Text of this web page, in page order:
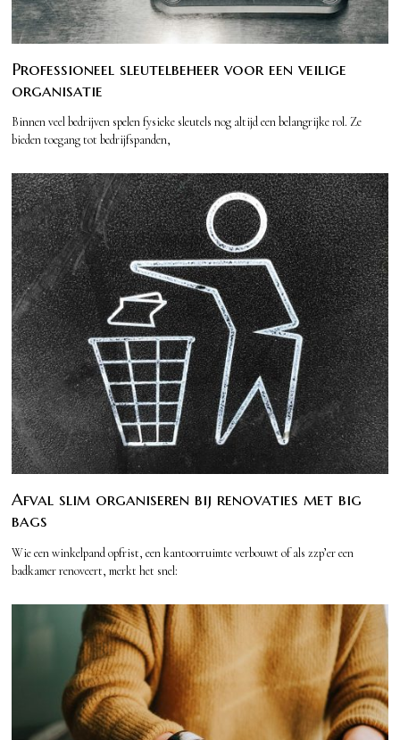
Professioneel sleutelbeheer voor een veilige
organisatie
Binnen veel bedrijven spelen fysieke sleutels nog altijd een belangrijke rol. Ze
bieden toegang tot bedrijfspanden,
Afval slim organiseren bij renovaties met big
bags
Wie een winkelpand opfrist, een kantoorruimte verbouwt of als zzp’er een
badkamer renoveert, merkt het snel: